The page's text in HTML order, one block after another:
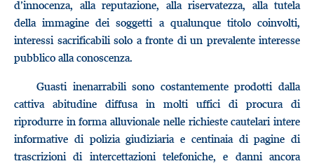
d’innocenza, alla reputazione, alla riservatezza, alla tutela
della immagine dei soggetti a qualunque titolo coinvolti,
interessi sacrificabili solo a fronte di un prevalente interesse
pubblico alla conoscenza.
Guasti inenarrabili sono costantemente prodotti dalla
cattiva abitudine diffusa in molti uffici di procura di
riprodurre in forma alluvionale nelle richieste cautelari intere
informative di polizia giudiziaria e centinaia di pagine di
trascrizioni di intercettazioni telefoniche, e danni ancora